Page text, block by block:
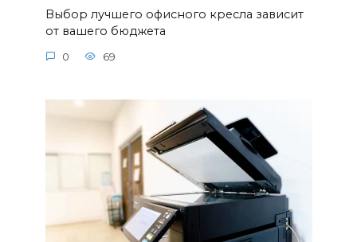
Выбор лучшего офисного кресла зависит
от вашего бюджета
0 69